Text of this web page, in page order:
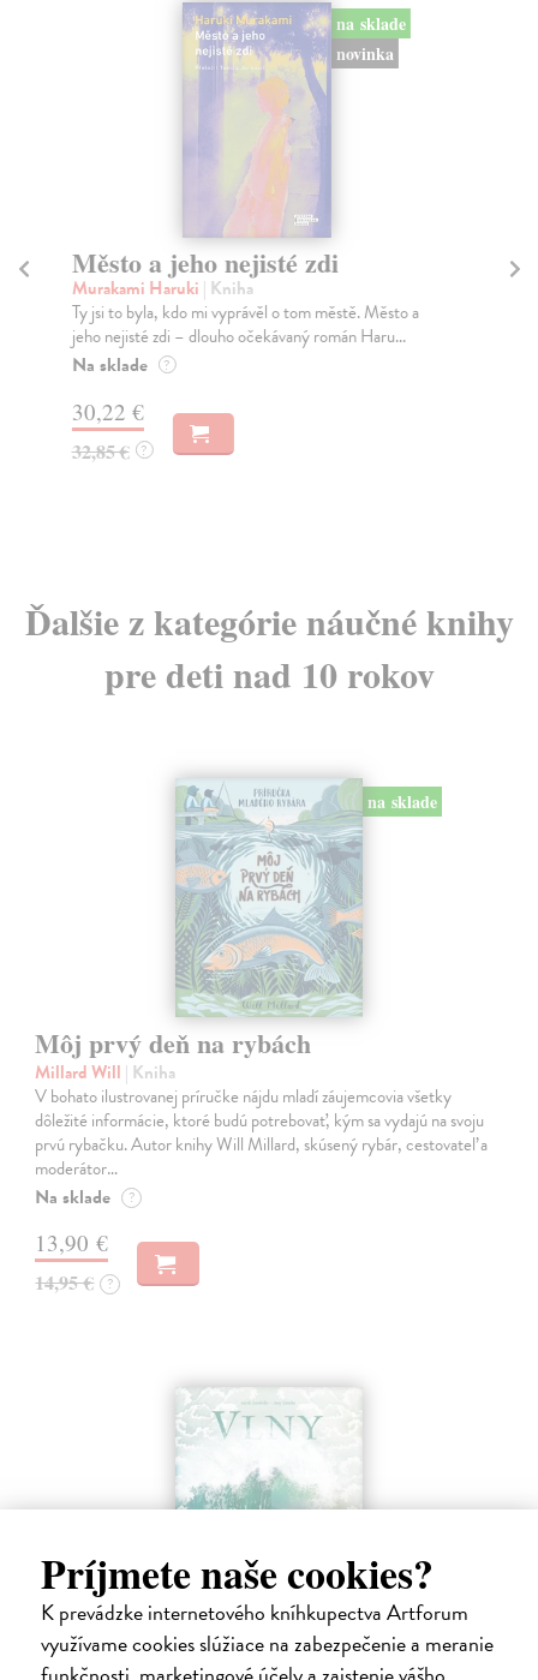
Príjmete naše cookies?
K prevádzke internetového kníhkupectva Artforum
využívame cookies slúžiace na zabezpečenie a meranie
na sklade
novinka
Město a jeho nejisté zdi
Murakami Haruki | Kniha
Ty jsi to byla, kdo mi vyprávěl o tom městě. Město a
jeho nejisté zdi – dlouho očekávaný román Haru...
Na sklade ?
30,22 €
32,85 € ?
Ďalšie z kategórie náučné knihy
pre deti nad 10 rokov
na sklade
Môj prvý deň na rybách
Millard Will | Kniha
V bohato ilustrovanej príručke nájdu mladí záujemcovia všetky
dôležité informácie, ktoré budú potrebovať, kým sa vydajú na svoju
prvú rybačku. Autor knihy Will Millard, skúsený rybár, cestovateľ a
moderátor…
Na sklade ?
13,90 €
14,95 € ?
Vlny. Pohyby mora